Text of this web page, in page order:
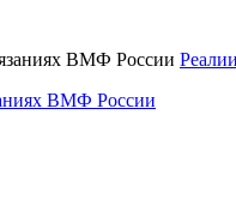
Реалии
ВМФ России